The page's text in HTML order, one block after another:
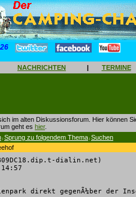
NACHRICHTEN | TERMINE
im alten Diskussionsforum. Hier können
geht es hier.
| Sprung zu folgendem Thema | Suchen
dialin.net)
direkt gegenÃ¼ber der